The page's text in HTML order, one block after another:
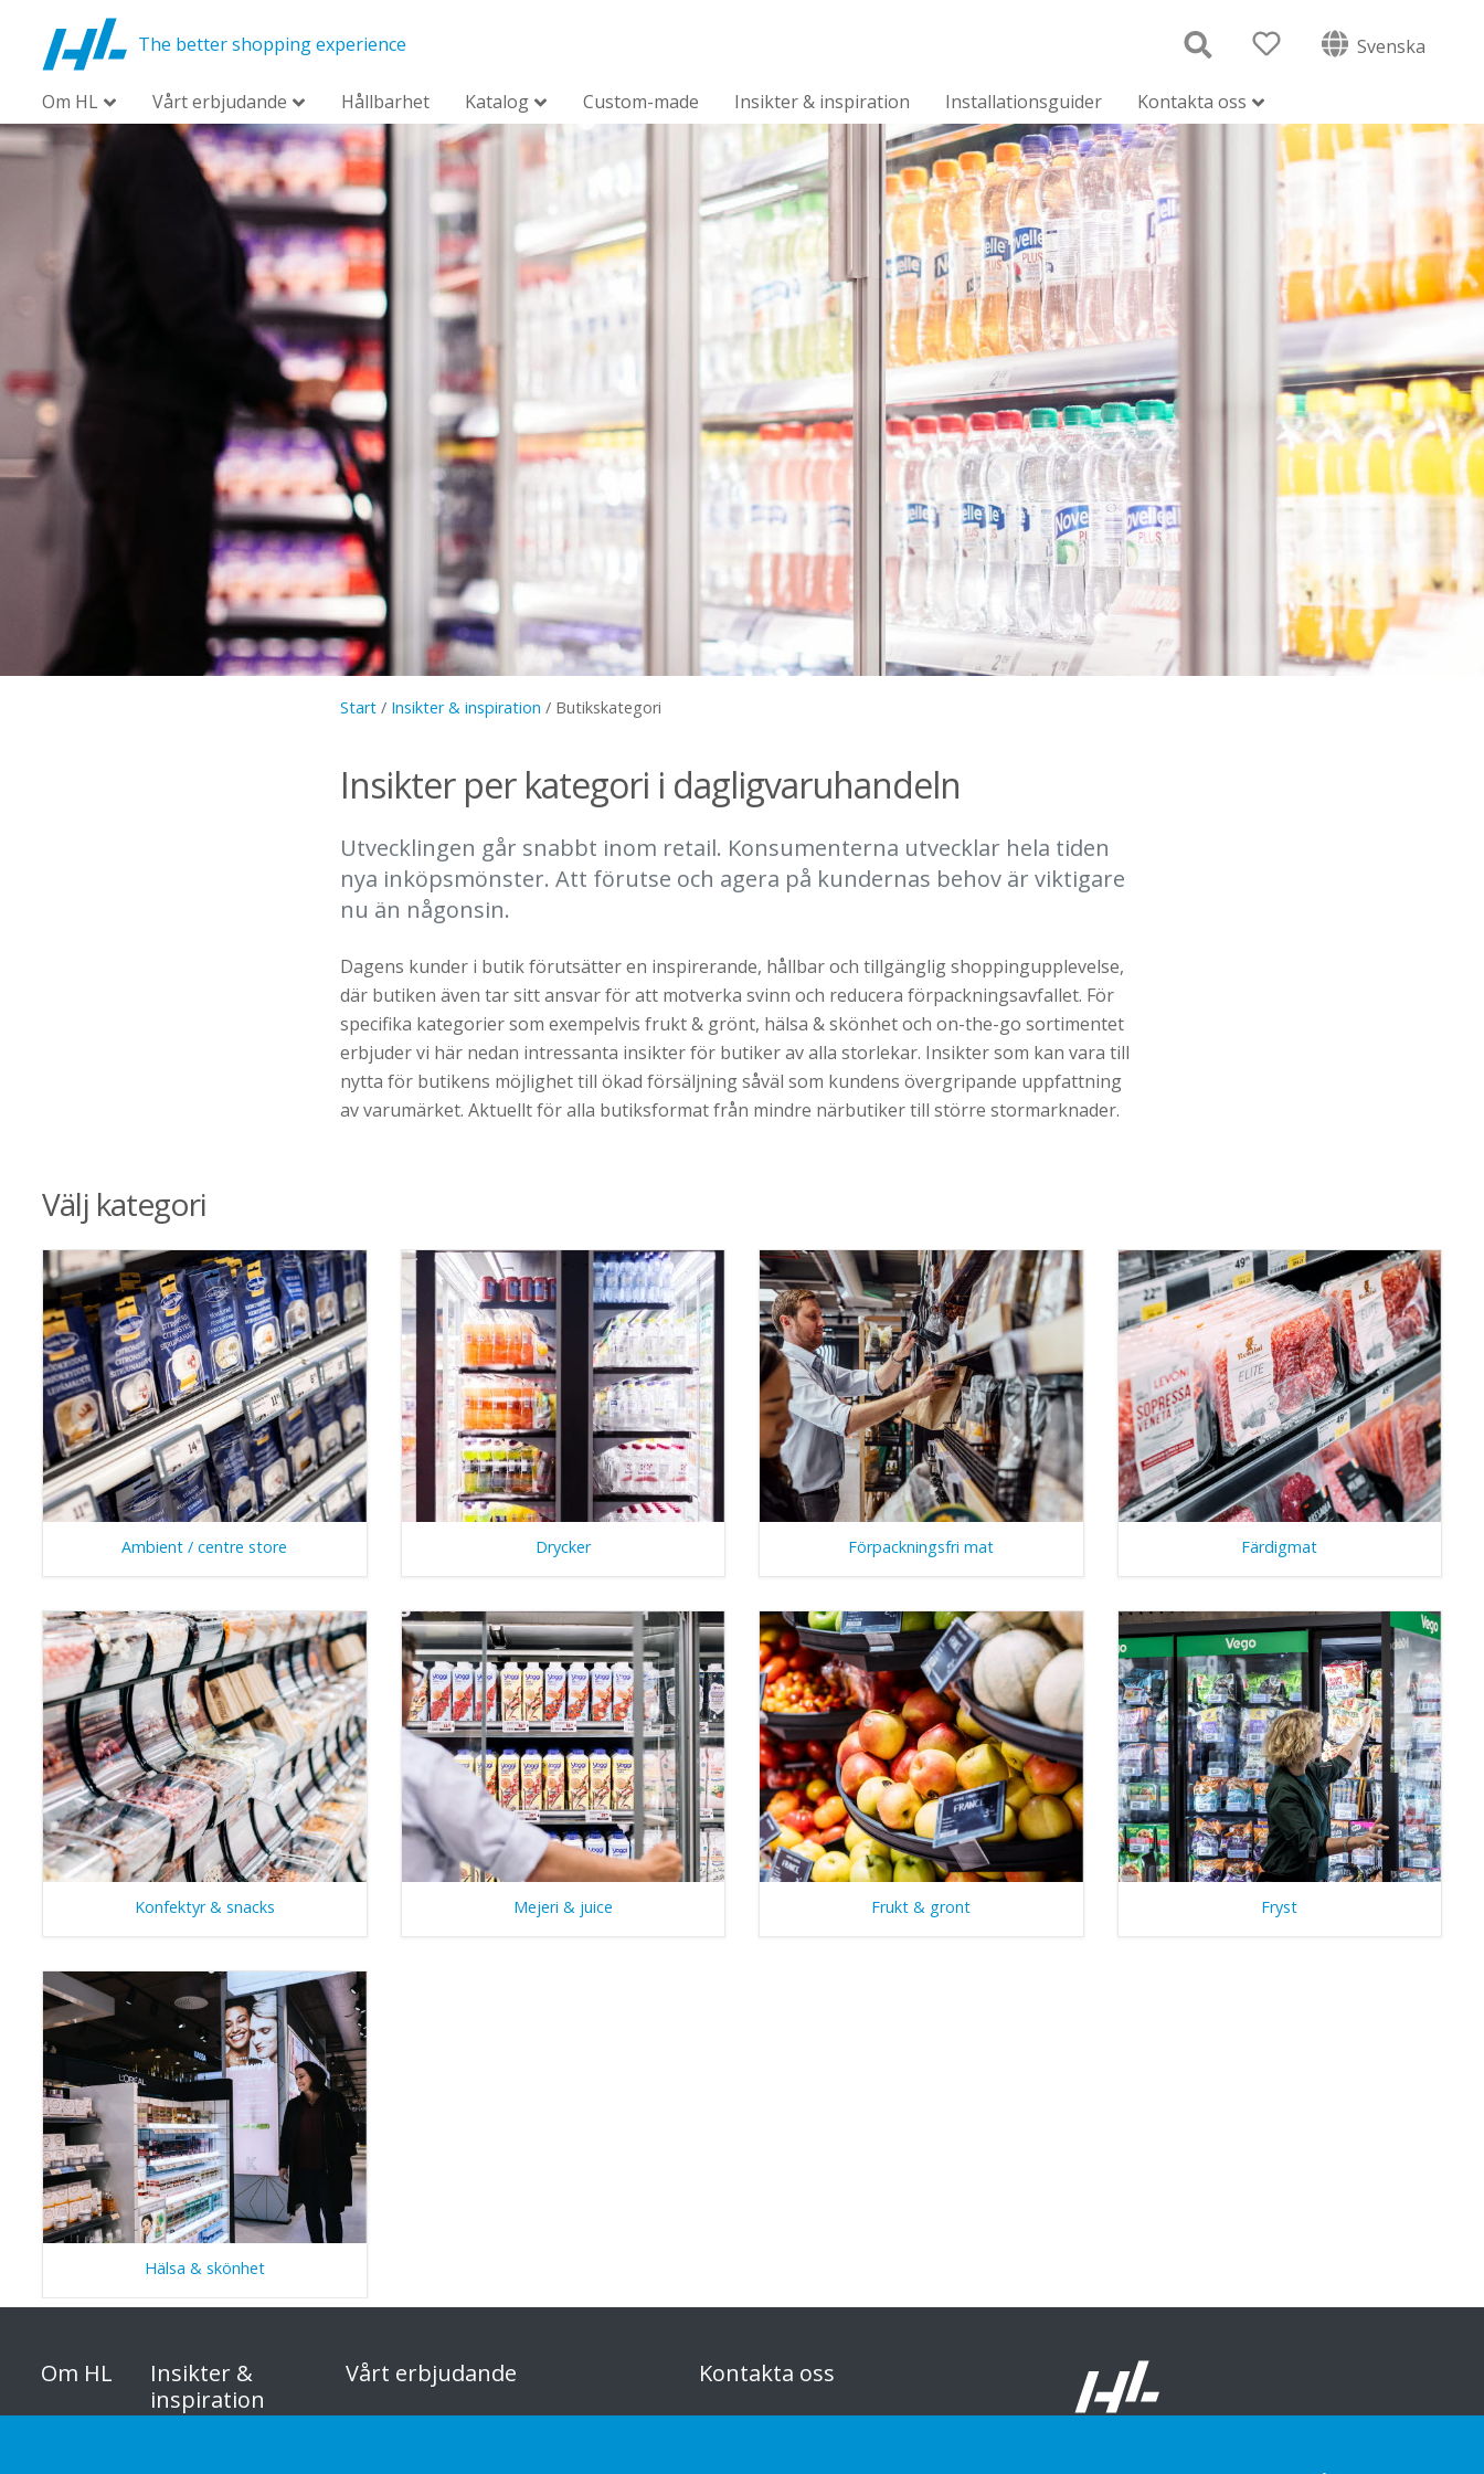
The better shopping experience Svenska
Om HL Vårt erbjudande Hållbarhet Katalog Custom-made Insikter & inspiration Installationsguider Kontakta oss
Start/ Insikter & inspiration / Butikskategori
Insikter per kategori i dagligvaruhandeln
Utvecklingen går snabbt inom retail. Konsumenterna utvecklar hela tiden
nya inköpsmönster. Att förutse och agera på kundernas behov är viktigare
nu än någonsin.
Dagens kunder i butik förutsätter en inspirerande, hållbar och tillgänglig shoppingupplevelse,
där butiken även tar sitt ansvar för att motverka svinn och reducera förpackningsavfallet. För
specifika kategorier som exempelvis frukt & grönt, hälsa & skönhet och on-the-go sortimentet
erbjuder vi här nedan intressanta insikter för butiker av alla storlekar. Insikter som kan vara till
nytta för butikens möjlighet till ökad försäljning såväl som kundens övergripande uppfattning
av varumärket. Aktuellt för alla butiksformat från mindre närbutiker till större stormarknader.
Välj kategori
Ambient / centre store Drycker Förpackningsfri mat Färdigmat
Konfektyr & snacks Mejeri & juice Frukt & gront Fryst
Hälsa & skönhet
Om HL
Insikter &
inspiration
Vårt erbjudande Kontakta oss